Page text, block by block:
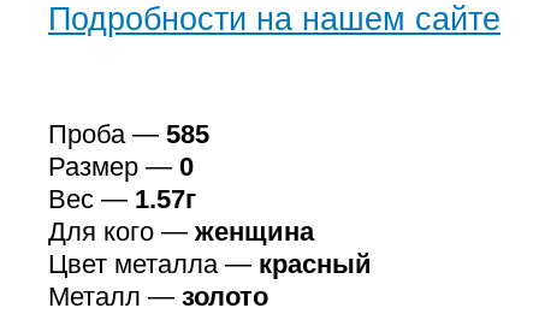
Подробности на нашем сайте
Проба — 585
Размер — 0
Вес — 1.57г
Для кого — женщина
Цвет металла — красный
Металл — золото